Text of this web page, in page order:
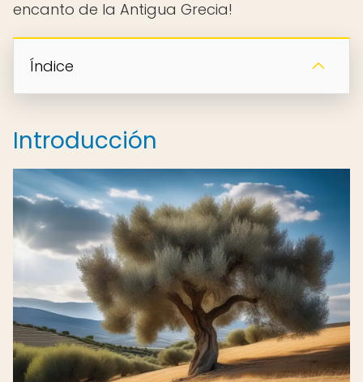
encanto de la Antigua Grecia!
Índice
Introducción